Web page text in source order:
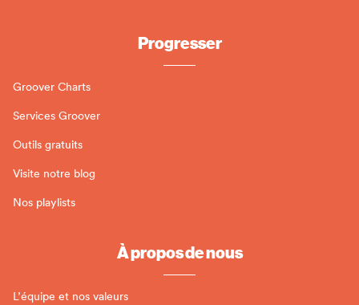
Progresser
Groover Charts
Services Groover
Outils gratuits
Visite notre blog
Nos playlists
À propos de nous
L’équipe et nos valeurs